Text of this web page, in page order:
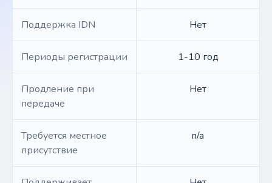
Поддержка IDN Нет
Периоды регистрации 1-10 год
Продление при
передаче
Нет
Требуется местное
присутствие
n/a